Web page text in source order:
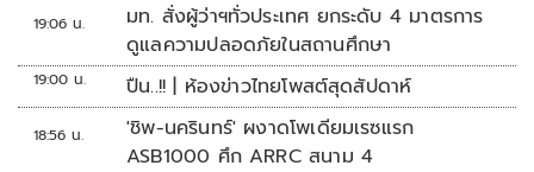
19:06 น.
มท. สั่งผู้ว่าฯทั่วประเทศ ยกระดับ 4 มาตรการ
ดูแลความปลอดภัยในสถานศึกษา
19:00 น. ปืน..!! | ห้องข่าวไทยโพสต์สุดสัปดาห์
18:56 น.
'ชิพ-นครินทร์' ผงาดโพเดียมเรซแรก
ASB1000 ศึก ARRC สนาม 4